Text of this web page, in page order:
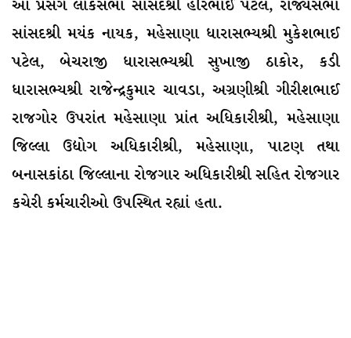
આ પ્રસંગે લોકસભા સાંસદશ્રી હરિભાઈ પટેલ, રાજ્યસભા
સાંસદશ્રી મયંક નાયક, મહેસાણા ધારાસભ્યશ્રી મુકેશભાઈ
પટેલ, બેચરાજી ધારાસભ્યશ્રી સુખાજી ઠાકોર, કડી
ધારાસભ્યશ્રી રાજેન્દ્રકુમાર ચાવડા, અગ્રણીશ્રી ગીરીશભાઈ
રાજગોર ઉપરાંત મહેસાણા પ્રાંત અધિકારીશ્રી, મહેસાણા
જિલ્લા ઉદ્યોગ અધિકારીશ્રી, મહેસાણા, પાટણ તથા
બનાસકાંઠા જિલ્લાના રોજગાર અધિકારીશ્રી સહિત રોજગાર
કચેરી કર્મચારીઓ ઉપસ્થિત રહ્યાં હતા.